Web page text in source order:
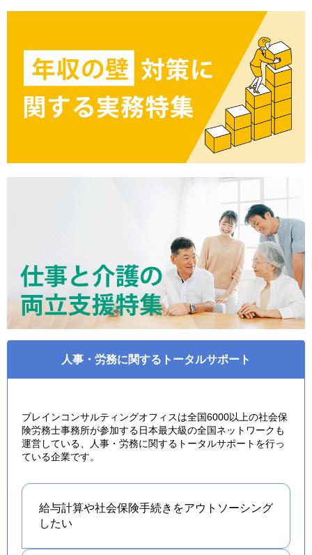
人事・労務に関するトータルサポート
ブレインコンサルティングオフィスは全国6000以上の社会保
険労務士事務所が参加する日本最大級の全国ネットワークも
運営している、人事・労務に関するトータルサポートを行っ
ている企業です。
給与計算や社会保険手続きをアウトソーシング
したい